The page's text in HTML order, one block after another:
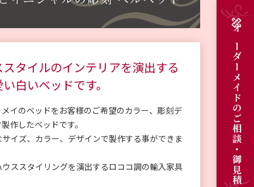
オーダーメイドのご相談・御見積
タイルのインテリアを演出する
白いベッドです。
イのベッドをお客様のご希望のカラー、彫刻デ
作したベッドです。
イズ、カラー、デザインで製作する事ができま
ススタイリングを演出するロココ調の輸入家具